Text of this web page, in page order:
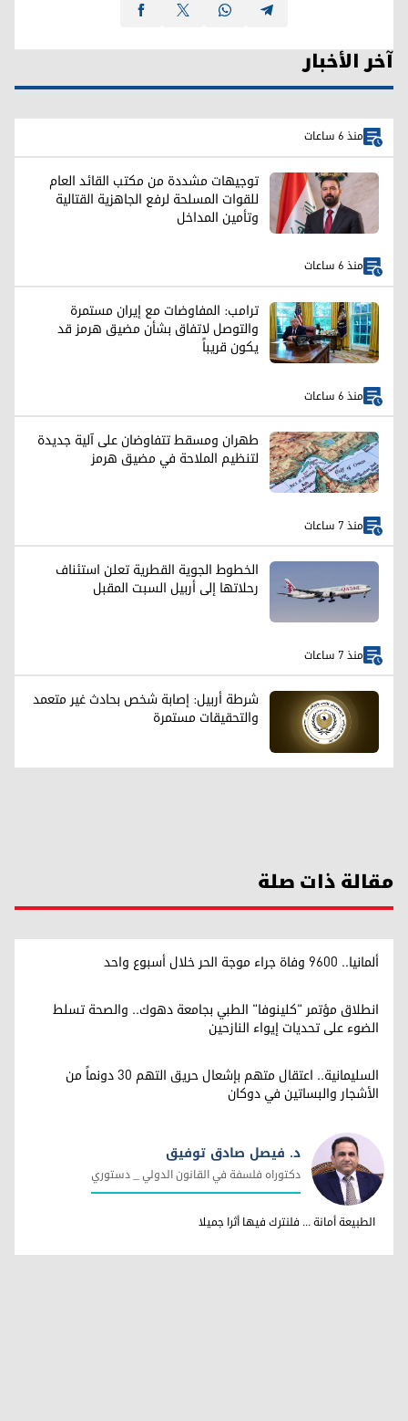
آخر الأخبار
منذ 6 ساعات
توجيهات مشددة من مكتب القائد العام
للقوات المسلحة لرفع الجاهزية القتالية
وتأمين المداخل
منذ 6 ساعات
ترامب: المفاوضات مع إيران مستمرة
والتوصل لاتفاق بشأن مضيق هرمز قد
يكون قريباً
منذ 6 ساعات
طهران ومسقط تتفاوضان على آلية جديدة
لتنظيم الملاحة في مضيق هرمز
منذ 7 ساعات
الخطوط الجوية القطرية تعلن استئناف
رحلاتها إلى أربيل السبت المقبل
منذ 7 ساعات
شرطة أربيل: إصابة شخص بحادث غير متعمد
والتحقيقات مستمرة
مقالة ذات صلة
ألمانيا.. 9600 وفاة جراء موجة الحر خلال أسبوع واحد
انطلاق مؤتمر "كلينوفا" الطبي بجامعة دهوك.. والصحة تسلط
الضوء على تحديات إيواء النازحين
السليمانية.. اعتقال متهم بإشعال حريق التهم 30 دونماً من
الأشجار والبساتين في دوكان
د. فيصل صادق توفيق
د. فيصل صادق توفيق
دكتوراه فلسفة في القانون الدولي _ دستوري
الطبيعة أمانة ... فلنترك فيها أثرا جميلا